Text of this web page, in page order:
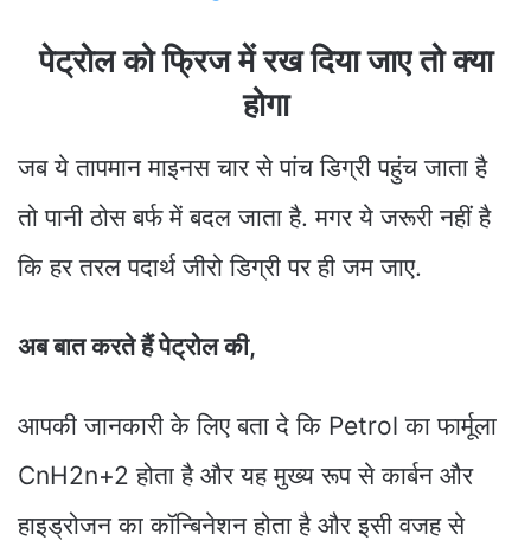
पेट्रोल को फ्रिज में रख दिया जाए तो क्या
होगा
जब ये तापमान माइनस चार से पांच डिग्री पहुंच जाता है
तो पानी ठोस बर्फ में बदल जाता है. मगर ये जरूरी नहीं है
कि हर तरल पदार्थ जीरो डिग्री पर ही जम जाए.
अब बात करते हैं पेट्रोल की,
आपकी जानकारी के लिए बता दे कि Petrol का फार्मूला
CnH2n+2 होता है और यह मुख्य रूप से कार्बन और
हाइड्रोजन का कॉन्बिनेशन होता है और इसी वजह से